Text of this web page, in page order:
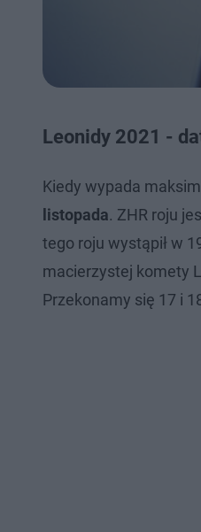
Leonidy 2021 -
Kiedy wypada
listopada. ZHR roju
tego roju wystąpił w
macierzystej komety
Przekonamy się 17 i